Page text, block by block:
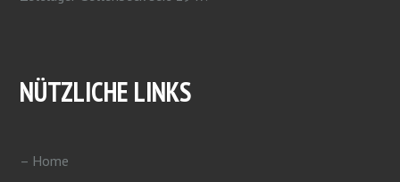
NÜTZLICHE LINKS
– Home